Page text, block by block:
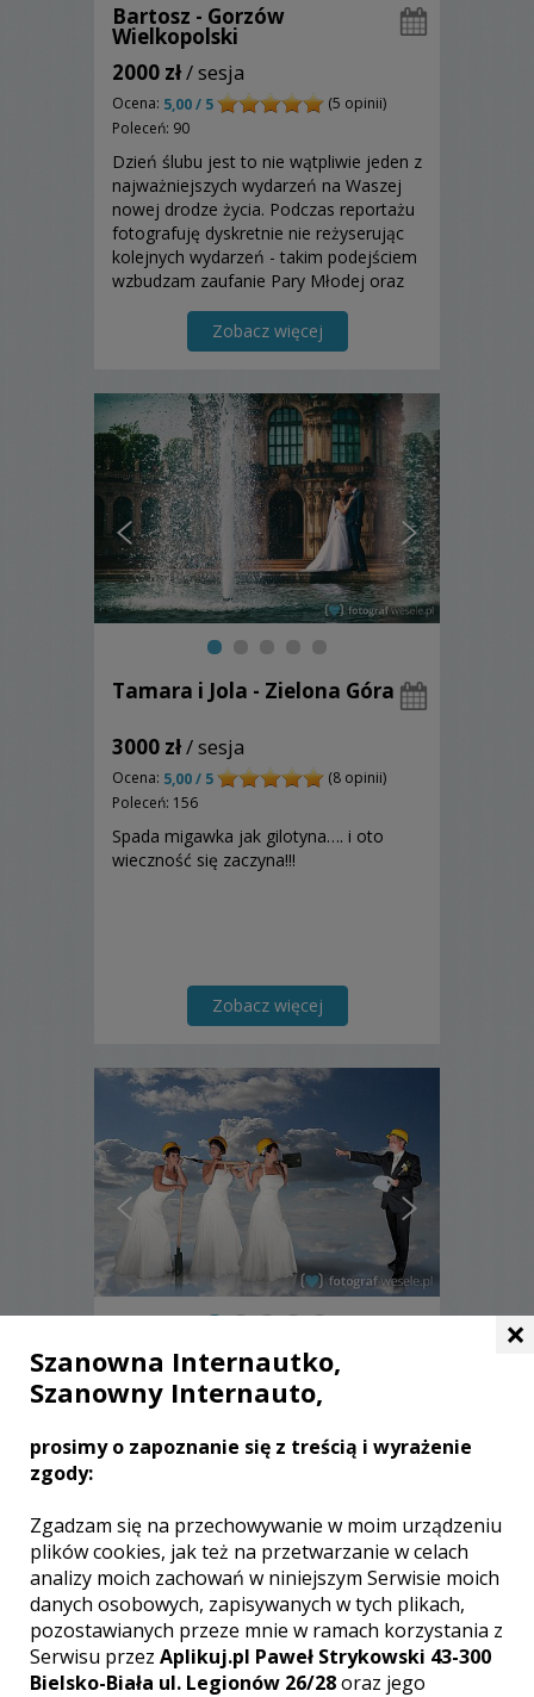
Bartosz - Gorzów
Wielkopolski
2000 zł/ sesja
Ocena: 5,00 / 5
(5 opinii)
Poleceń: 90
Dzień ślubu jest to nie wątpliwie jeden z
najważniejszych wydarzeń na Waszej
nowej drodze życia. Podczas reportażu
fotografuję dyskretnie nie reżyserując
kolejnych wydarzeń - takim podejściem
wzbudzam zaufanie Pary Młodej oraz
przewidywaniu przyszłości, by być
Zobacz więcej
Tamara i Jola - Zielona Góra
3000 zł/ sesja
Ocena: 5,00 / 5
(8 opinii)
Poleceń: 156
Spada migawka jak gilotyna…. i oto
wieczność się zaczyna!!!
Zobacz więcej
Grzegorz - Poznań
Ocena:5,00 / 5
(1 opinia)
fotografia ślubna widziana troszeczkę
inaczej ...Zapraszam do zapoznania się
z moją ofertą!
Zobacz więcej
×
Szanowna Internautko,
Szanowny Internauto,
prosimy o zapoznanie się z treścią i wyrażenie
zgody:
Zgadzam się na przechowywanie w moim urządzeniu
plików cookies, jak też na przetwarzanie w celach
analizy moich zachowań w niniejszym Serwisie moich
danych osobowych, zapisywanych w tych plikach,
pozostawianych przeze mnie w ramach korzystania z
Serwisu przez Aplikuj.pl Paweł Strykowski 43-300
Bielsko-Biała ul. Legionów 26/28oraz jego